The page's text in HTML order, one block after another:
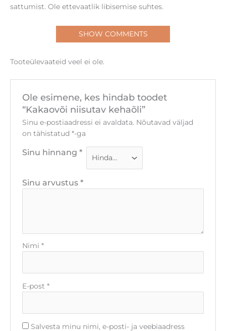
sattumist. Ole ettevaatlik libisemise suhtes.
SHOW COMMENTS
Tooteülevaateid veel ei ole.
Ole esimene, kes hindab toodet
“Kakaovõi niisutav kehaõli”
Sinu e-postiaadressi ei avaldata. Nõutavad väljad
on tähistatud *-ga
Sinu hinnang *
Sinu arvustus *
Nimi *
E-post *
Salvesta minu nimi, e-posti- ja veebiaadress